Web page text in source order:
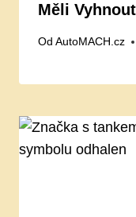
Měli Vyhnout
Od AutoMACH.cz